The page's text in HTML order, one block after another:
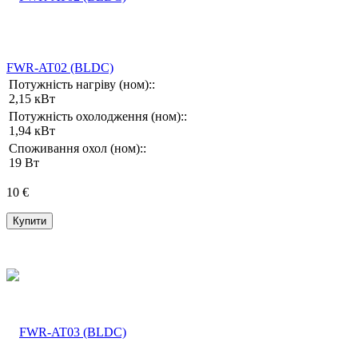
FWR-AT02 (BLDC)
Потужність нагріву (ном)::
2,15 кВт
Потужність охолодження (ном)::
1,94 кВт
Споживання охол (ном)::
19 Вт
10 €
Купити